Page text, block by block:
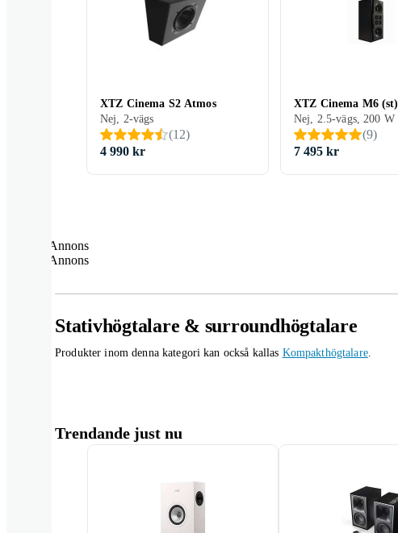
XTZ Cinema S2 Atmos
Nej, 2-vägs
(12)
4 990 kr
XTZ Cinema M6 (st)
Nej, 2.5-vägs, 200 W
(9)
7 495 kr
Annons
Annons
Stativhögtalare & surroundhögtalare
Produkter inom denna kategori kan också kallas Kompakthögtalare.
Trendande just nu